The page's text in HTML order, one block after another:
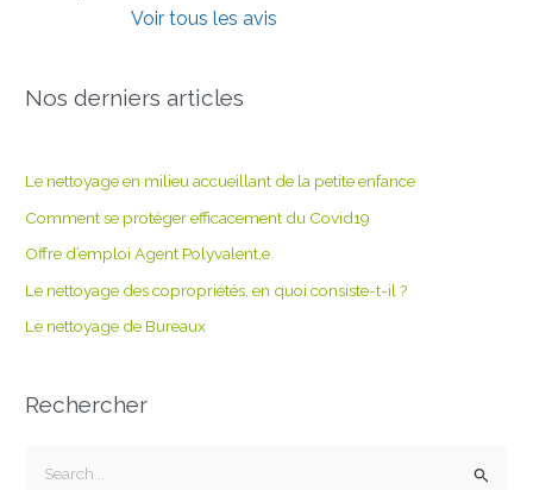
Voir tous les avis
Nos derniers articles
Le nettoyage en milieu accueillant de la petite enfance
Comment se protéger efficacement du Covid19
Offre d’emploi Agent Polyvalent.e
Le nettoyage des copropriétés, en quoi consiste-t-il ?
Le nettoyage de Bureaux
Rechercher